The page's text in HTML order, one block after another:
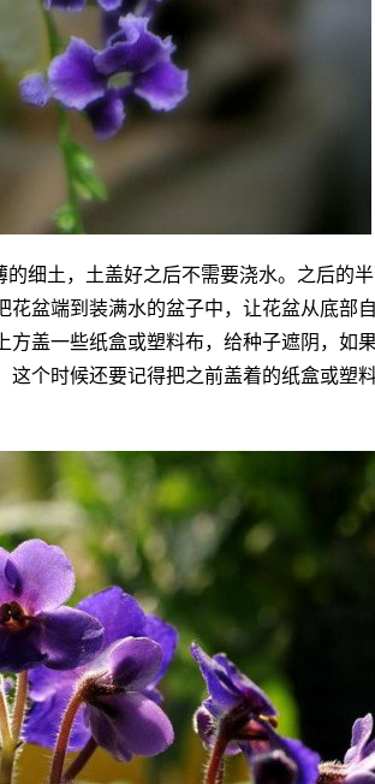
细土，土盖好之后不需要浇水。之后的半
盆端到装满水的盆子中，让花盆从底部
盖一些纸盒或塑料布，给种子遮阴，如
个时候还要记得把之前盖着的纸盒或塑